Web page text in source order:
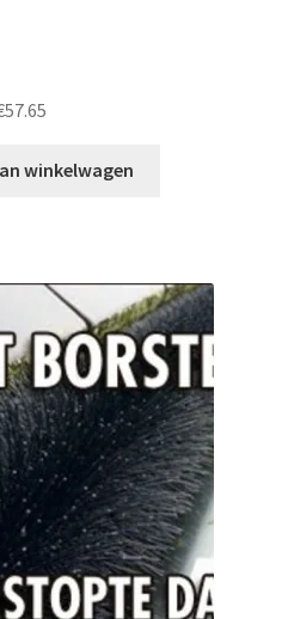
57.65
winkelwagen